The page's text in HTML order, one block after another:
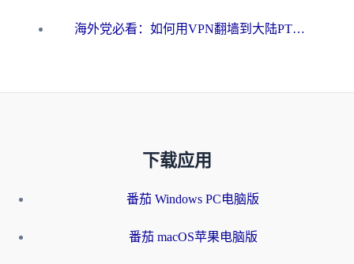
海外党必看：如何用VPN翻墙到大陆PTT？一篇解决你所有回国加速痛点
下载应用
番茄 Windows PC电脑版
番茄 macOS苹果电脑版